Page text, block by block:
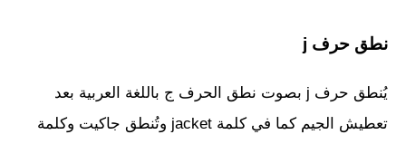
نطق حرف j
يُنطق حرف j بصوت نطق الحرف ج باللغة العربية بعد
تعطيش الجيم كما في كلمة jacket وتُنطق جاكيت وكلمة